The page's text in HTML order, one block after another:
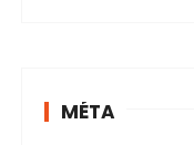
MÉTA